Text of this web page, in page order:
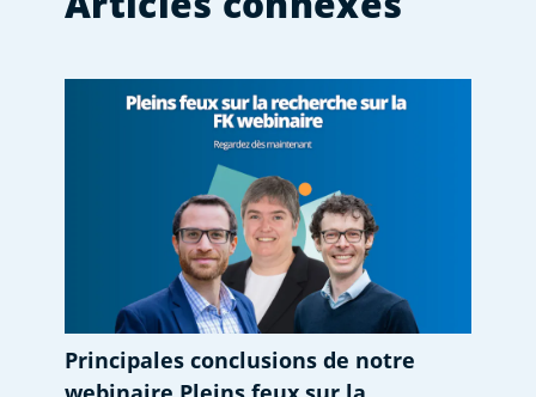
Principales conclusions de notre